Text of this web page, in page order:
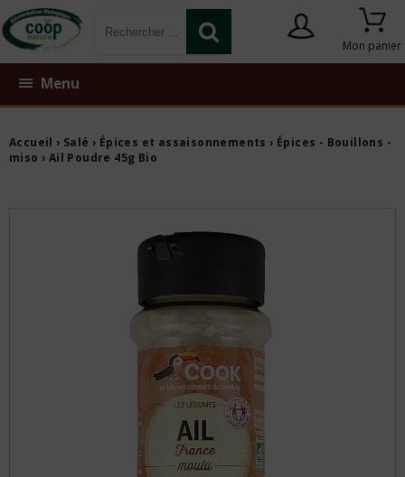
Mon panier
Menu
Accueil › Salé › Épices et assaisonnements › Épices - Bouillons -
miso › Ail Poudre 45g Bio